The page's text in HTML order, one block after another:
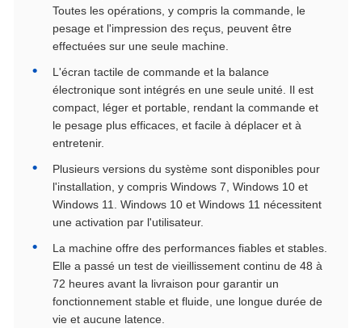
Toutes les opérations, y compris la commande, le
pesage et l'impression des reçus, peuvent être
effectuées sur une seule machine.
L'écran tactile de commande et la balance
électronique sont intégrés en une seule unité. Il est
compact, léger et portable, rendant la commande et
le pesage plus efficaces, et facile à déplacer et à
entretenir.
Plusieurs versions du système sont disponibles pour
l'installation, y compris Windows 7, Windows 10 et
Windows 11. Windows 10 et Windows 11 nécessitent
une activation par l'utilisateur.
La machine offre des performances fiables et stables.
Elle a passé un test de vieillissement continu de 48 à
72 heures avant la livraison pour garantir un
fonctionnement stable et fluide, une longue durée de
vie et aucune latence.